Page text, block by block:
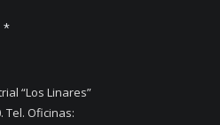
*
“Los Linares”
Tel. Oficinas: